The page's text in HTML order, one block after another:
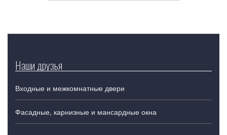
Наши друзья
Входные и межкомнатные двери
Фасадные, карнизные и мансардные окна